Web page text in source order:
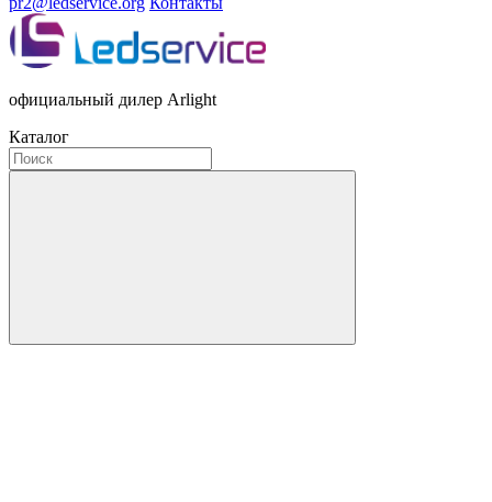
официальный дилер Arlight
Каталог